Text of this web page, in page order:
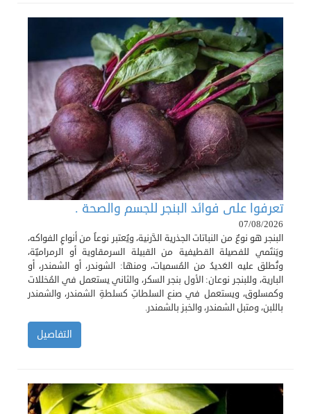
تعرفوا على فوائد البنجر للجسم والصحة .
07/08/2026
البنجر هو نوعٌ من النباتات الجذرية الدَّرنية، ويُعتبر نوعاً من أنواعِ الفواكه،
ويَنتَمي للفصيلة القطيفية من القبيلة السرمقاوية أو الرمراميّة،
وتُطلق عليه العَديدُ من المُسميات، ومنها: الشوندر، أو الشمندر، أو
البارية، وللبنجر نوعان: الأول بنجر السكر، والثاني يستعمل في المُخللات
وكمسلوق، ويستعمل في صنع السلطاتِ كسلطةِ الشمندر، والشمندر
باللبن، ومتبل الشمندر، والخبز بالشمندر.
التفاصيل